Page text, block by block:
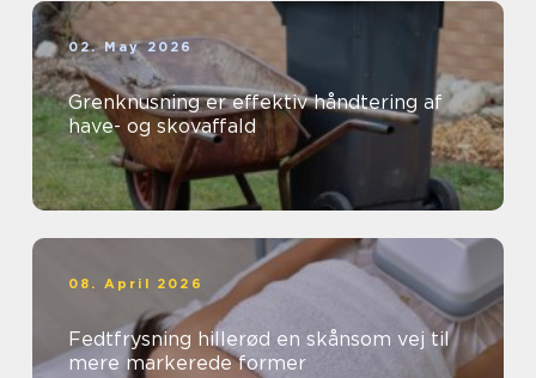
02. May 2026
Grenknusning er effektiv håndtering af
have- og skovaffald
08. April 2026
Fedtfrysning hillerød en skånsom vej til
mere markerede former